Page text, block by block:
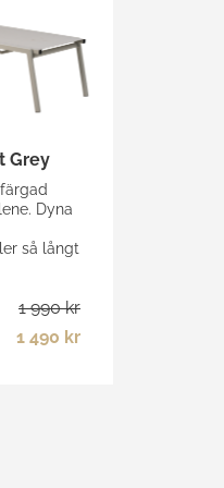
Grey
Dyna
så långt
1 990 kr
1 490 kr